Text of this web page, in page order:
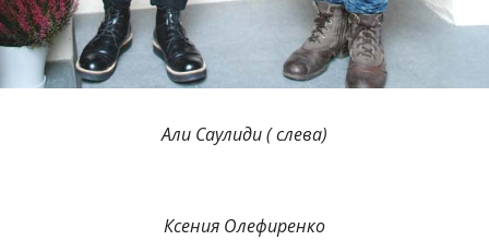
Али Саулиди ( слева)
Ксения Олефиренко